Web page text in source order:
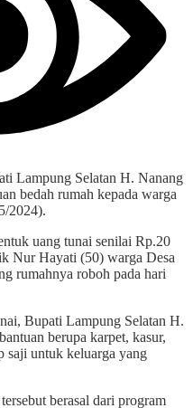
Lampung Selatan H. Nanang
bedah rumah kepada warga
2024).
uang tunai senilai Rp.20
Nur Hayati (50) warga Desa
rumahnya roboh pada hari
Bupati Lampung Selatan H.
berupa karpet, kasur,
saji untuk keluarga yang
berasal dari program